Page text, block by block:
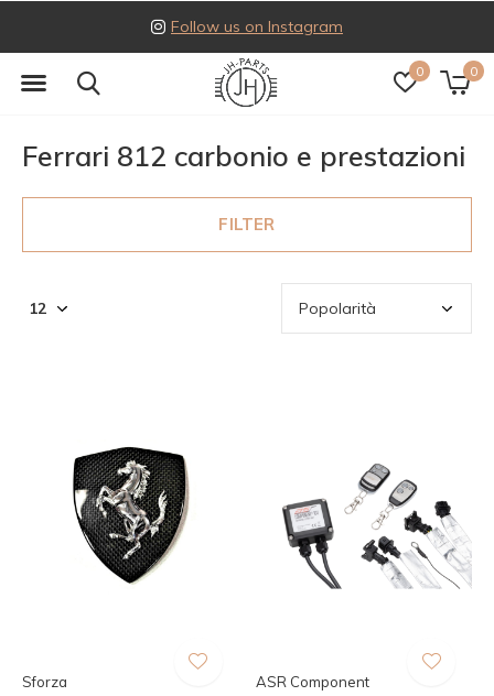
0 0
Follow us on Instagram
Ferrari 812 carbonio e prestazioni
FILTER
Sforza ASR Component